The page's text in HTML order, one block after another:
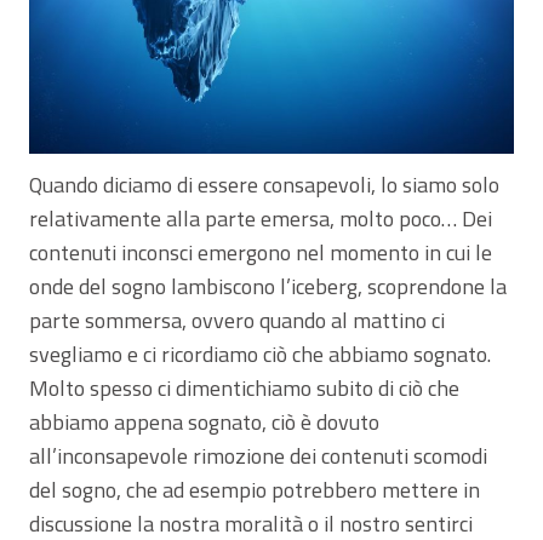
Quando diciamo di essere consapevoli, lo siamo solo
relativamente alla parte emersa, molto poco… Dei
contenuti inconsci emergono nel momento in cui le
onde del sogno lambiscono l’iceberg, scoprendone la
parte sommersa, ovvero quando al mattino ci
svegliamo e ci ricordiamo ciò che abbiamo sognato.
Molto spesso ci dimentichiamo subito di ciò che
abbiamo appena sognato, ciò è dovuto
all’inconsapevole rimozione dei contenuti scomodi
del sogno, che ad esempio potrebbero mettere in
discussione la nostra moralità o il nostro sentirci